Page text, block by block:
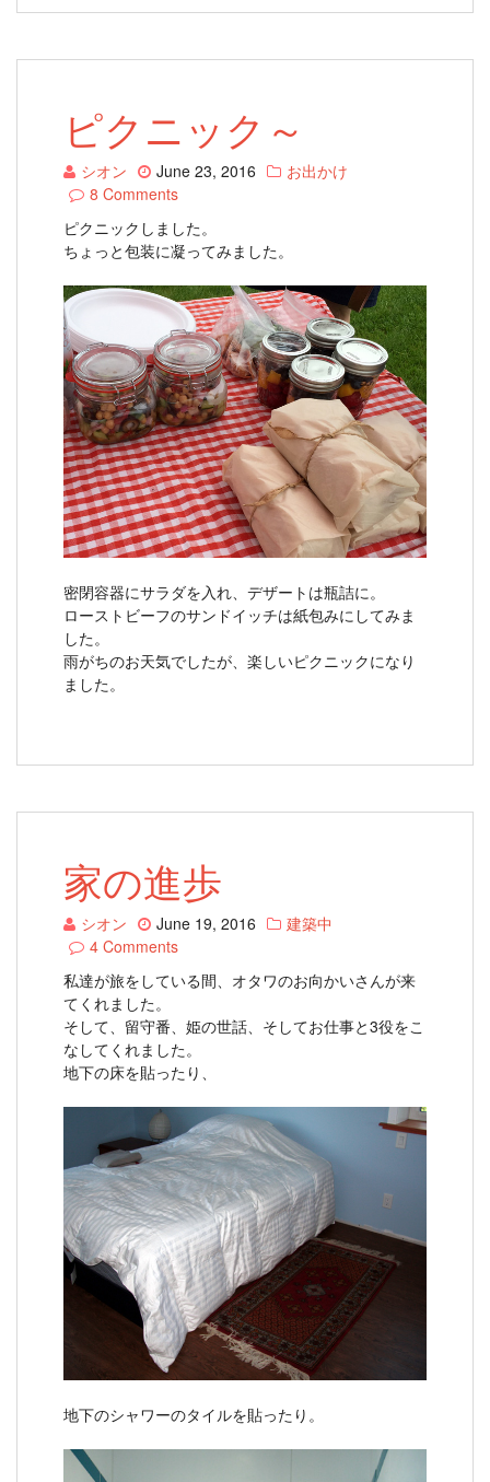
ピクニック～
シオン June 23, 2016
お出かけ
8 Comments
ピクニックしました。
ちょっと包装に凝ってみました。
密閉容器にサラダを入れ、デザートは瓶詰に。
ローストビーフのサンドイッチは紙包みにしてみま
した。
雨がちのお天気でしたが、楽しいピクニックになり
ました。
家の進歩
シオン June 19, 2016
建築中
4 Comments
私達が旅をしている間、オタワのお向かいさんが来
てくれました。
そして、留守番、姫の世話、そしてお仕事と3役をこ
なしてくれました。
地下の床を貼ったり、
地下のシャワーのタイルを貼ったり。